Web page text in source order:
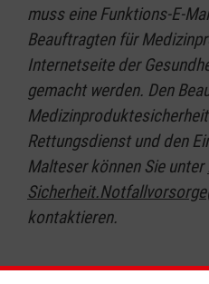
muss eine Funktions-E-
Beauftragten für
Internetseite der
gemacht werden. Den
Rettungsdienst und den
Malteser können Sie unter
kontaktieren.